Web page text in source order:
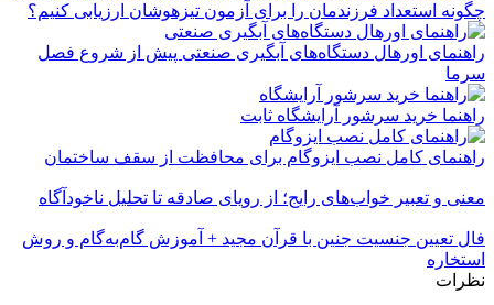
چگونه استعداد فرزندمان را برای آزمون تیزهوشان ارزیابی کنیم؟
راهنمای اورهال دستگاه‌های آبگیری صنعتی پیش از شروع فصل
سرما
راهنما خرید سرشور آرایشگاه ثابت
راهنمای کامل نصب ایزوگام برای محافظت از سقف ساختمان
معنی و تعبیر خواب‌های رایج؛ از رویای صادقه تا تحلیل ناخودآگاه
فال تعیین جنسیت جنین با قرآن مجید + آموزش گام‌به‌گام و روش
استخاره
نظرات